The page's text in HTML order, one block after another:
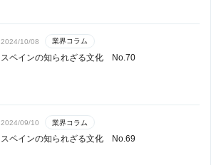
2024/10/08 業界コラム
スペインの知られざる文化 No.70
2024/09/10 業界コラム
スペインの知られざる文化 No.69